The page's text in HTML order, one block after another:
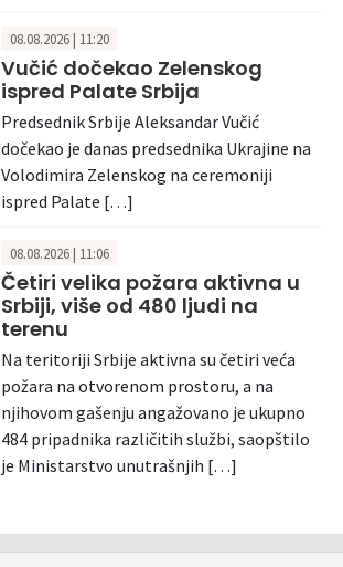
08.08.2026 | 11:20
Vučić dočekao Zelenskog
ispred Palate Srbija
Predsednik Srbije Aleksandar Vučić
dočekao je danas predsednika Ukrajine na
Volodimira Zelenskog na ceremoniji
ispred Palate […]
08.08.2026 | 11:06
Četiri velika požara aktivna u
Srbiji, više od 480 ljudi na
terenu
Na teritoriji Srbije aktivna su četiri veća
požara na otvorenom prostoru, a na
njihovom gašenju angažovano je ukupno
484 pripadnika različitih službi, saopštilo
je Ministarstvo unutrašnjih […]